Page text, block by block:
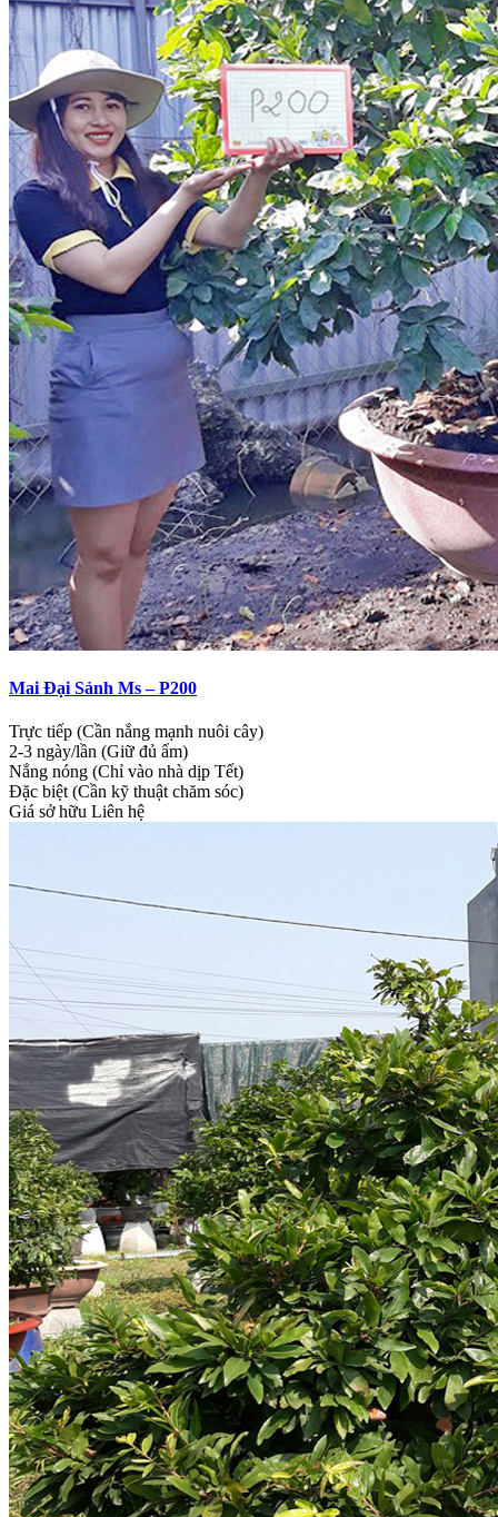
Mai Đại Sảnh Ms – P200
Trực tiếp (Cần nắng mạnh nuôi cây)
2-3 ngày/lần (Giữ đủ ẩm)
Nắng nóng (Chỉ vào nhà dịp Tết)
Đặc biệt (Cần kỹ thuật chăm sóc)
Giá sở hữu Liên hệ